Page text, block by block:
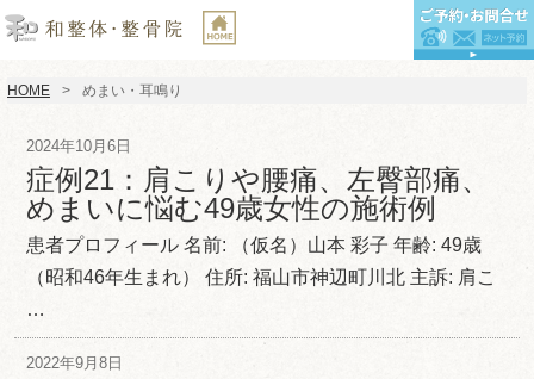
HOME めまい・耳鳴り
2024年10月6日
症例21：肩こりや腰痛、左臀部痛、
めまいに悩む49歳女性の施術例
患者プロフィール 名前: （仮名）山本 彩子 年齢: 49歳
（昭和46年生まれ） 住所: 福山市神辺町川北 主訴: 肩こ
…
2022年9月8日